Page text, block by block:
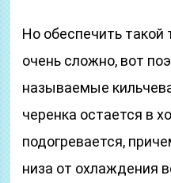
Но обеспечить
очень сложно, вот
называемые
черенка остается в
подогревается,
низа от охлаждения